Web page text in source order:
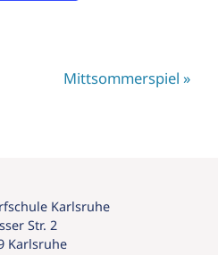
Mittsommerspiel»
Karlsruhe
Str. 2
Karlsruhe